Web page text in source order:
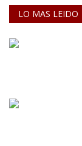
LO MAS LEIDO